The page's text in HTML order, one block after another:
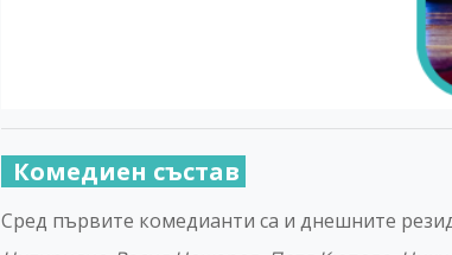
Комедиен състав
Сред първите комедианти са и днешните